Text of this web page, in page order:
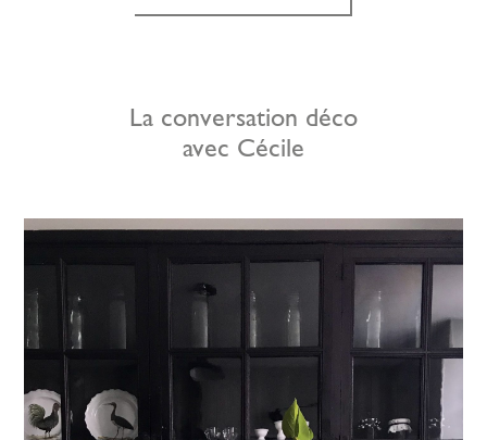
La conversation déco
avec Cécile